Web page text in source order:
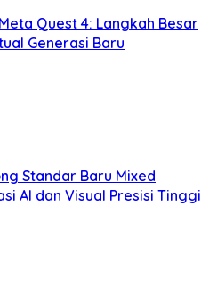
Quest 4: Langkah Besar
Generasi Baru
Standar Baru Mixed
AI dan Visual Presisi Tinggi